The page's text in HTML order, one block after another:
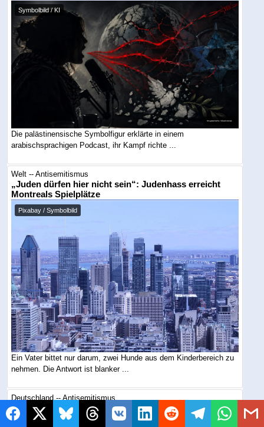
Symbolbild / KI
Die palästinensische Symbolfigur erklärte in einem
arabischsprachigen Podcast, ihr Kampf richte ...
Welt -- Antisemitismus
„Juden dürfen hier nicht sein“: Judenhass erreicht
Montreals Spielplätze
Pixabay / Symbolbild
Ein Vater bittet nur darum, zwei Hunde aus dem Kinderbereich zu
nehmen. Die Antwort ist blanker ...
Deutschland -- Antisemitismus
Islamischer Dschihad sagt Ja , Hamas verteilt schon
Gewehre